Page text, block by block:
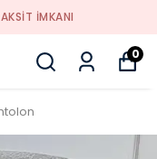
İMKANI
0